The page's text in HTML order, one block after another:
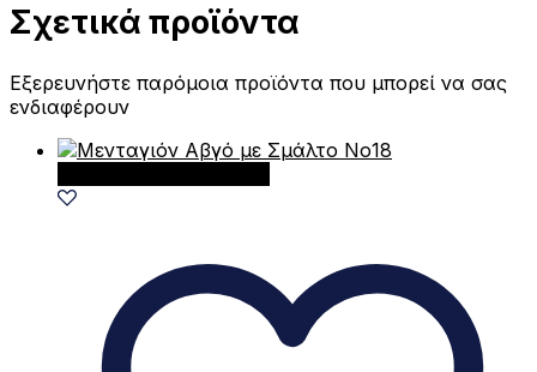
Σχετικά προϊόντα
Εξερευνήστε παρόμοια προϊόντα που μπορεί να σας
ενδιαφέρουν